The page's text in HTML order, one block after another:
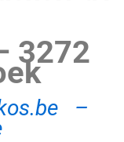
3272
–